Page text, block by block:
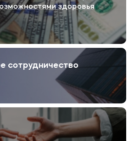
здоровья
сотрудничество